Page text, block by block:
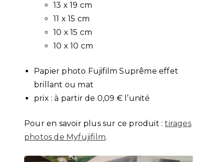
13 x 19 cm
11 x 15 cm
10 x 15 cm
10 x 10 cm
Papier photo Fujifilm Suprême effet
brillant ou mat
prix : à partir de 0,09 € l’unité
Pour en savoir plus sur ce produit :tirages
photos de Myfujifilm.